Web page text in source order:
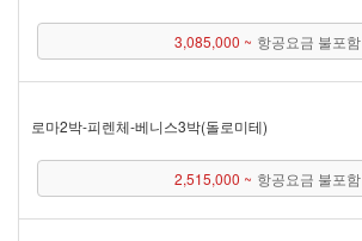
3,085,000 ~ 항공요금 불포함
로마 2박 - 피렌체 - 베니스 3박(돌로미테)
2,515,000 ~ 항공요금 불포함